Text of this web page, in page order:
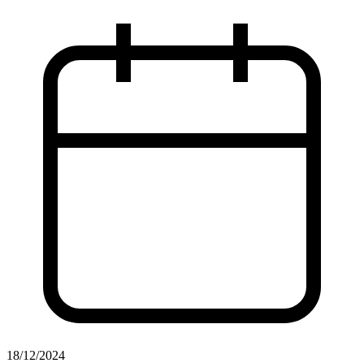
18/12/2024